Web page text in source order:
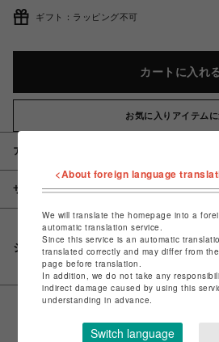
ギフト：ラッピング不可
カートに入れ
お気に入りアイテム
アイテム説明 / 素材
サイズ
シェアする
<About foreign language
We will translate the homepage into a
automatic translation service.
Since this service is an automatic
translated correctly and may differ from
page before translation.
In addition, we do not take any
indirect damage caused by using this
understanding in advance.
Switch language